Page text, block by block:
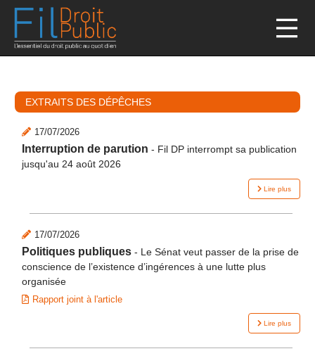
EXTRAITS DES DÉPÊCHES
17/07/2026
Interruption de parution - Fil DP interrompt sa publication
jusqu'au 24 août 2026
Lire plus
17/07/2026
Politiques publiques - Le Sénat veut passer de la prise de
conscience de l’existence d’ingérences à une lutte plus
organisée
Rapport joint à l'article
Lire plus